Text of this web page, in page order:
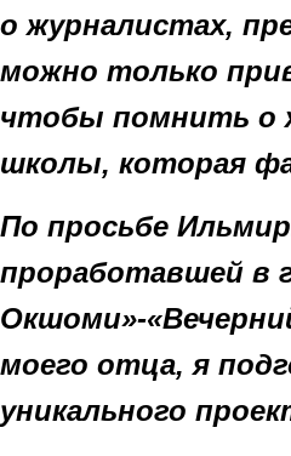
о журналистах,
можно только
чтобы помнить о
школы, которая
По просьбе
проработавшей в
Окшоми»-
моего отца, я
уникального